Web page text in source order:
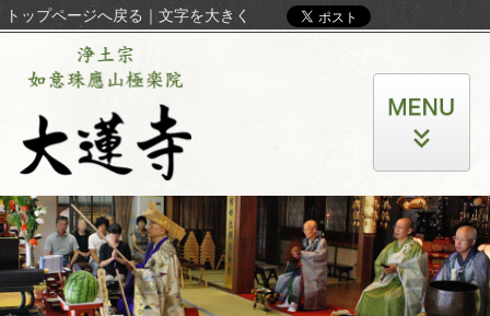
トップページへ戻る ｜ 文字を大きく